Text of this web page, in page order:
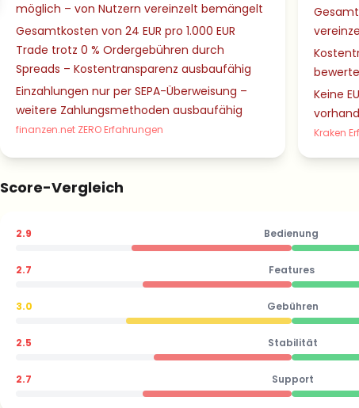
möglich – von Nutzern vereinzelt bemängelt
Gesamtkosten von 24 EUR pro 1.000 EUR
Trade trotz 0 % Ordergebühren durch
Spreads – Kostentransparenz ausbaufähig
Einzahlungen nur per SEPA-Überweisung –
weitere Zahlungsmethoden ausbaufähig
finanzen.net ZERO Erfahrungen
Keine
Kraken
Score-Vergleich
2.9 Bedienung
2.7 Features
3.0 Gebühren
2.5 Stabilität
2.7 Support